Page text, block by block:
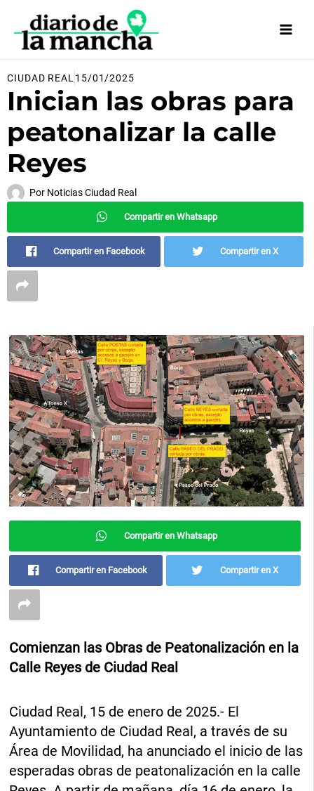
contenido
CIUDAD REAL 15/01/2025
Inician las obras para
peatonalizar la calle
Reyes
Por Noticias Ciudad Real
Compartir en Whatsapp
Compartir en Facebook Compartir en X
Compartir en Whatsapp
Compartir en Facebook Compartir en X
Comienzan las Obras de Peatonalización en la
Calle Reyes de Ciudad Real
Ciudad Real, 15 de enero de 2025.- El
Ayuntamiento de Ciudad Real, a través de su
Área de Movilidad, ha anunciado el inicio de las
esperadas obras de peatonalización en la calle